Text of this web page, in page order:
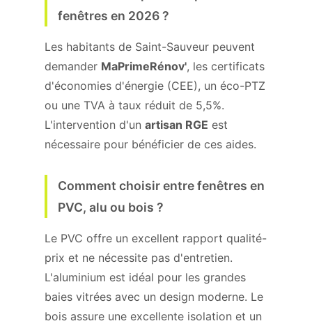
fenêtres en 2026 ?
Les habitants de Saint-Sauveur peuvent
demander MaPrimeRénov', les certificats
d'économies d'énergie (CEE), un éco-PTZ
ou une TVA à taux réduit de 5,5%.
L'intervention d'un artisan RGE est
nécessaire pour bénéficier de ces aides.
Comment choisir entre fenêtres en
PVC, alu ou bois ?
Le PVC offre un excellent rapport qualité-
prix et ne nécessite pas d'entretien.
L'aluminium est idéal pour les grandes
baies vitrées avec un design moderne. Le
bois assure une excellente isolation et un